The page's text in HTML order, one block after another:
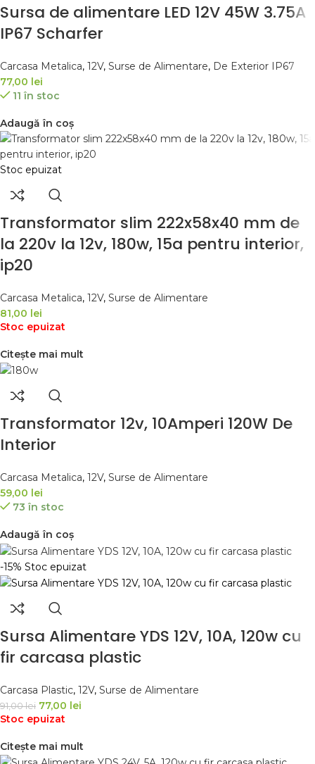
Sursa de alimentare LED 12V 45W 3.75A
IP67 Scharfer
Carcasa Metalica, 12V, Surse de Alimentare, De Exterior IP67
77,00 lei
11 în stoc
Adaugă în coș
Stoc epuizat
Transformator slim 222x58x40 mm de
la 220v la 12v, 180w, 15a pentru interior,
ip20
Carcasa Metalica, 12V, Surse de Alimentare
81,00 lei
Stoc epuizat
Citește mai mult
Transformator 12v, 10Amperi 120W De
Interior
Carcasa Metalica, 12V, Surse de Alimentare
59,00 lei
73 în stoc
Adaugă în coș
-15% Stoc epuizat
Sursa Alimentare YDS 12V, 10A, 120w cu
fir carcasa plastic
Carcasa Plastic, 12V, Surse de Alimentare
91,00lei 77,00 lei
Stoc epuizat
Citește mai mult